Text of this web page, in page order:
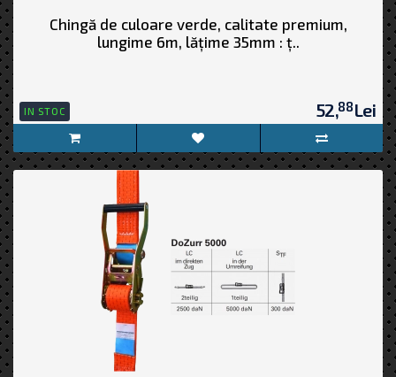
Chingă de culoare verde, calitate premium,
lungime 6m, lățime 35mm : ț..
IN STOC 52,88Lei